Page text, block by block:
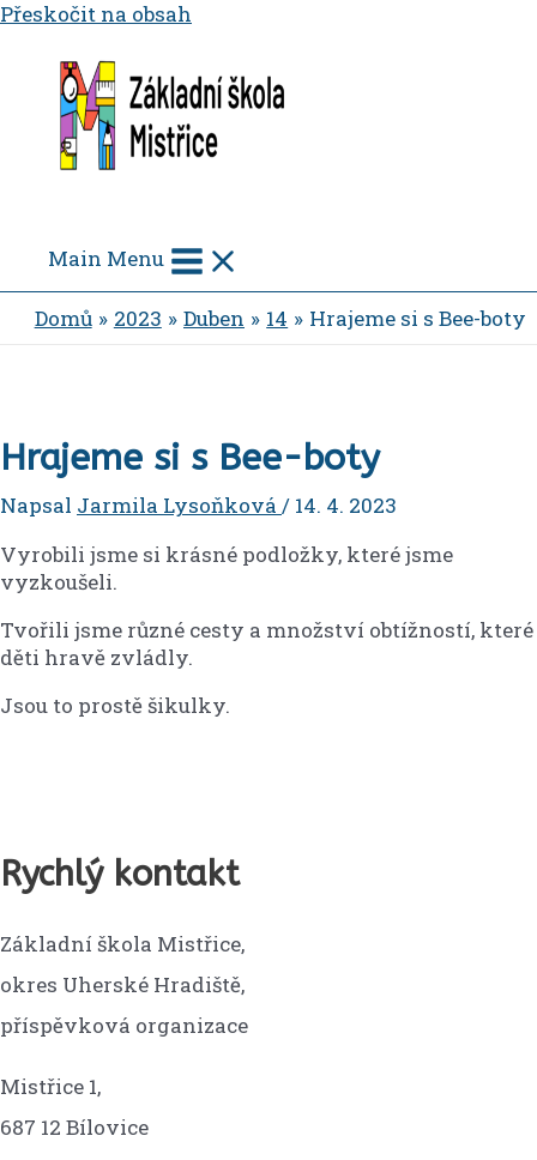
Přeskočit na obsah
Main Menu
Domů 2023 Duben 14 Hrajeme si s Bee-boty
Hrajeme si s Bee-boty
Napsal Jarmila Lysoňková / 14. 4. 2023
Vyrobili jsme si krásné podložky, které jsme
vyzkoušeli.
Tvořili jsme různé cesty a množství obtížností, které
děti hravě zvládly.
Jsou to prostě šikulky.
Rychlý kontakt
Základní škola Mistřice,
okres Uherské Hradiště,
příspěvková organizace
Mistřice 1,
687 12 Bílovice